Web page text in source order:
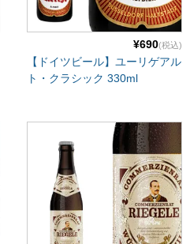
¥690(税込)
【ドイツビール】ユーリゲアル
ト・クラシック 330ml